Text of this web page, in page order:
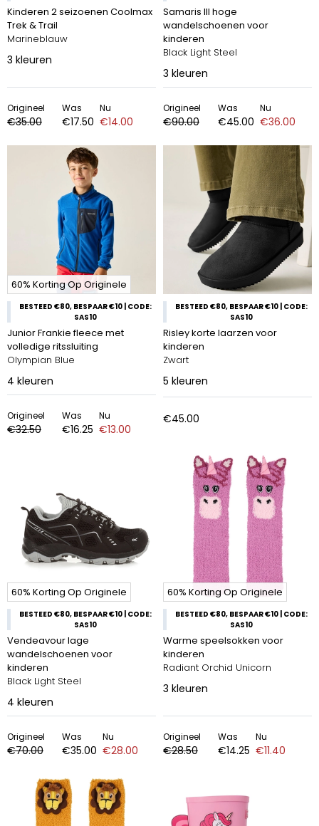
Kinderen 2 seizoenen Coolmax
Trek & Trail
Marineblauw
3 kleuren
Origineel
€35.00
Was
€17.50
Nu
€14.00
Samaris III hoge
wandelschoenen voor
kinderen
Black Light Steel
3 kleuren
Origineel
€90.00
Was
€45.00
Nu
€36.00
60% Korting Op Originele
BESTEED €80, BESPAAR €10 | CODE:
SAS10
Junior Frankie fleece met
volledige ritssluiting
Olympian Blue
4 kleuren
Origineel
€32.50
Was
€16.25
Nu
€13.00
BESTEED €80, BESPAAR €10 | CODE:
SAS10
Risley korte laarzen voor
kinderen
Zwart
5 kleuren
€45.00
60% Korting Op Originele
BESTEED €80, BESPAAR €10 | CODE:
SAS10
Vendeavour lage
wandelschoenen voor
kinderen
Black Light Steel
4 kleuren
Origineel
€70.00
Was
€35.00
Nu
€28.00
60% Korting Op Originele
BESTEED €80, BESPAAR €10 | CODE:
SAS10
Warme speelsokken voor
kinderen
Radiant Orchid Unicorn
3 kleuren
Origineel
€28.50
Was
€14.25
Nu
€11.40